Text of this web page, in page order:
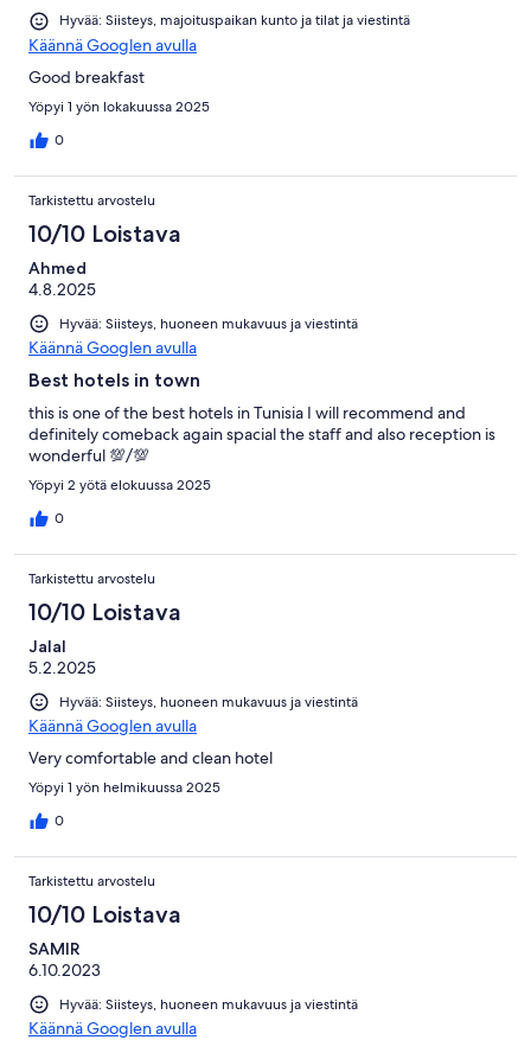
Hyvää: Siisteys, majoituspaikan kunto ja tilat ja viestintä
Käännä Googlen avulla
Good breakfast
Yöpyi 1 yön lokakuussa 2025
0
Tarkistettu arvostelu
10/10 Loistava
Ahmed
4.8.2025
Hyvää: Siisteys, huoneen mukavuus ja viestintä
Käännä Googlen avulla
Best hotels in town
this is one of the best hotels in Tunisia I will recommend and
definitely comeback again spacial the staff and also reception is
wonderful 💯/💯
Yöpyi 2 yötä elokuussa 2025
0
Tarkistettu arvostelu
10/10 Loistava
Jalal
5.2.2025
Hyvää: Siisteys, huoneen mukavuus ja viestintä
Käännä Googlen avulla
Very comfortable and clean hotel
Yöpyi 1 yön helmikuussa 2025
0
Tarkistettu arvostelu
10/10 Loistava
SAMIR
6.10.2023
Hyvää: Siisteys, huoneen mukavuus ja viestintä
Käännä Googlen avulla